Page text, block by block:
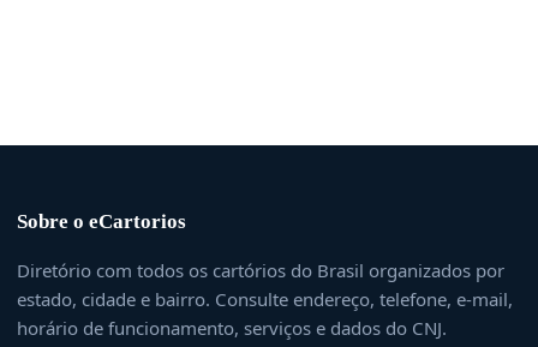
Sobre o eCartorios
Diretório com todos os cartórios do Brasil organizados por
estado, cidade e bairro. Consulte endereço, telefone, e-mail,
horário de funcionamento, serviços e dados do CNJ.